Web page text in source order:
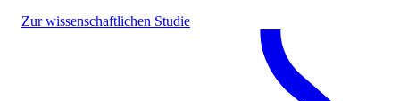
Zur wissenschaftlichen Studie